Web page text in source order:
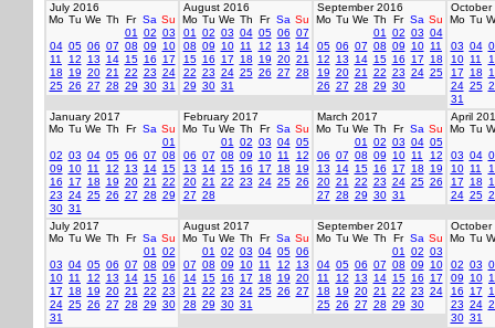
July 2016
Mo Tu We Th Fr Sa Su
01
02 03
04 05 06 07 08 09
10
11
12 13 14 15 16
17
18
19 20 21 22 23 24
25 26 27 28 29 30 31
August 2016
Mo Tu We Th Fr Sa Su
01
02 03 04 05 06 07
08 09 10 11 12 13
14
15 16 17 18 19 20 21
22 23 24 25 26 27 28
29 30 31
September 2016
Mo Tu We Th Fr Sa Su
01
02 03 04
05 06 07 08 09 10 11
12
13 14 15 16 17
18
19 20 21 22 23 24 25
26 27 28 29 30
October
Mo Tu
03 04
10 11
17
18
24 25
31
January 2017
Mo Tu We Th Fr Sa Su
01
02 03 04 05 06 07 08
09
10 11 12 13 14 15
16
17 18 19 20 21
22
23 24 25 26 27 28 29
30 31
February 2017
Mo Tu We Th Fr Sa Su
01
02 03 04 05
06 07 08 09 10 11
12
13
14 15 16 17 18
19
20 21 22 23 24 25 26
27 28
March 2017
Mo Tu We Th Fr Sa Su
01
02 03 04 05
06 07 08 09 10 11
12
13
14 15 16 17 18
19
20 21 22 23 24 25 26
27 28 29 30 31
April
Mo Tu
03 04
10 11
17
18
24 25
July 2017
Mo Tu We Th Fr Sa Su
01
02
03 04 05 06 07 08 09
10 11 12 13 14 15 16
17
18 19 20 21 22 23
24 25 26 27 28 29 30
31
August 2017
Mo Tu We Th Fr Sa Su
01
02 03 04 05 06
07 08 09 10 11 12
13
14 15 16 17 18 19 20
21
22 23 24 25 26 27
28 29 30 31
September 2017
Mo Tu We Th Fr Sa Su
01
02 03
04 05 06 07 08 09
10
11
12 13 14 15 16
17
18
19 20 21 22 23 24
25 26 27 28 29 30
October
Mo Tu
02 03
09
10
16
17
23 24
30 31